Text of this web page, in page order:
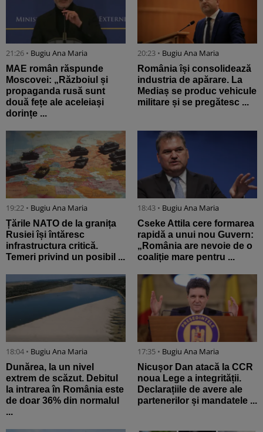
21:26 • Bugiu ⁠Ana Maria
MAE român răspunde
Moscovei: „Războiul și
propaganda rusă sunt
două fețe ale aceleiași
dorințe ...
20:23 • Bugiu ⁠Ana Maria
România își consolidează
industria de apărare. La
Mediaș se produc vehicule
militare și se pregătesc ...
19:22 • Bugiu ⁠Ana Maria
Țările NATO de la granița
Rusiei își întăresc
infrastructura critică.
Temeri privind un posibil ...
18:43 • Bugiu ⁠Ana Maria
Cseke Attila cere formarea
rapidă a unui nou Guvern:
„România are nevoie de o
coaliție mare pentru ...
18:04 • Bugiu ⁠Ana Maria
Dunărea, la un nivel
extrem de scăzut. Debitul
la intrarea în România este
de doar 36% din normalul
...
17:35 • Bugiu ⁠Ana Maria
Nicușor Dan atacă la CCR
noua Lege a integrității.
Declarațiile de avere ale
partenerilor și mandatele ...